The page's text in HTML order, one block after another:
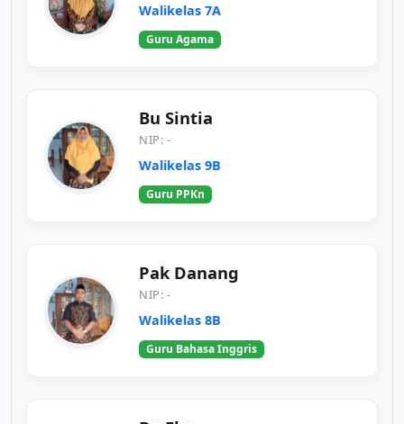
Walikelas 7A
Guru Agama
Bu Sintia
NIP: -
Walikelas 9B
Guru PPKn
Pak Danang
NIP: -
Walikelas 8B
Guru Bahasa Inggris